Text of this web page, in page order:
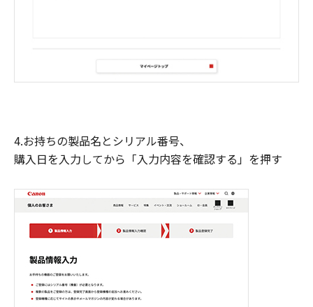
4.お持ちの製品名とシリアル番号、
購入日を入力してから「入力内容を確認する」を押す